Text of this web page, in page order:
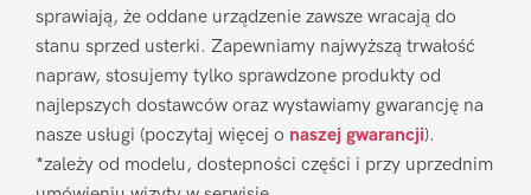
sprawiają, że oddane urządzenie zawsze wracają do
stanu sprzed usterki. Zapewniamy najwyższą trwałość
napraw, stosujemy tylko sprawdzone produkty od
najlepszych dostawców oraz wystawiamy gwarancję na
nasze usługi (poczytaj więcej o naszej gwarancji).
*zależy od modelu, dostepności części i przy uprzednim